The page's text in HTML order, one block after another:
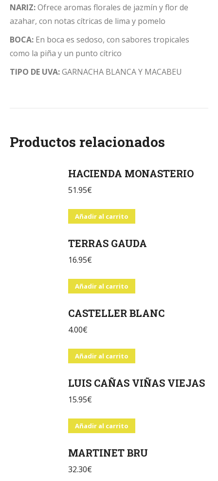
NARIZ:Ofrece aromas florales de jazmín y flor de
azahar, con notas cítricas de lima y pomelo
BOCA: En boca es sedoso, con sabores tropicales
como la piña y un punto cítrico
TIPO DE UVA:GARNACHA BLANCA Y MACABEU
Productos relacionados
HACIENDA MONASTERIO
51.95€
Añadir al carrito
TERRAS GAUDA
16.95€
Añadir al carrito
CASTELLER BLANC
4.00€
Añadir al carrito
LUIS CAÑAS VIÑAS VIEJAS
15.95€
Añadir al carrito
MARTINET BRU
32.30€